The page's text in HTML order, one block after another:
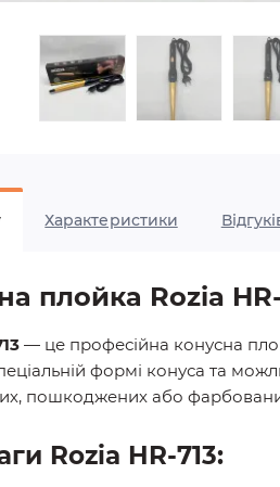
Характеристики
плойка Rozia
— це професійна конусна
формі конуса та
пошкоджених або
Rozia HR-713: